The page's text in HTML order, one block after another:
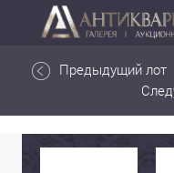
Предыдущий лот